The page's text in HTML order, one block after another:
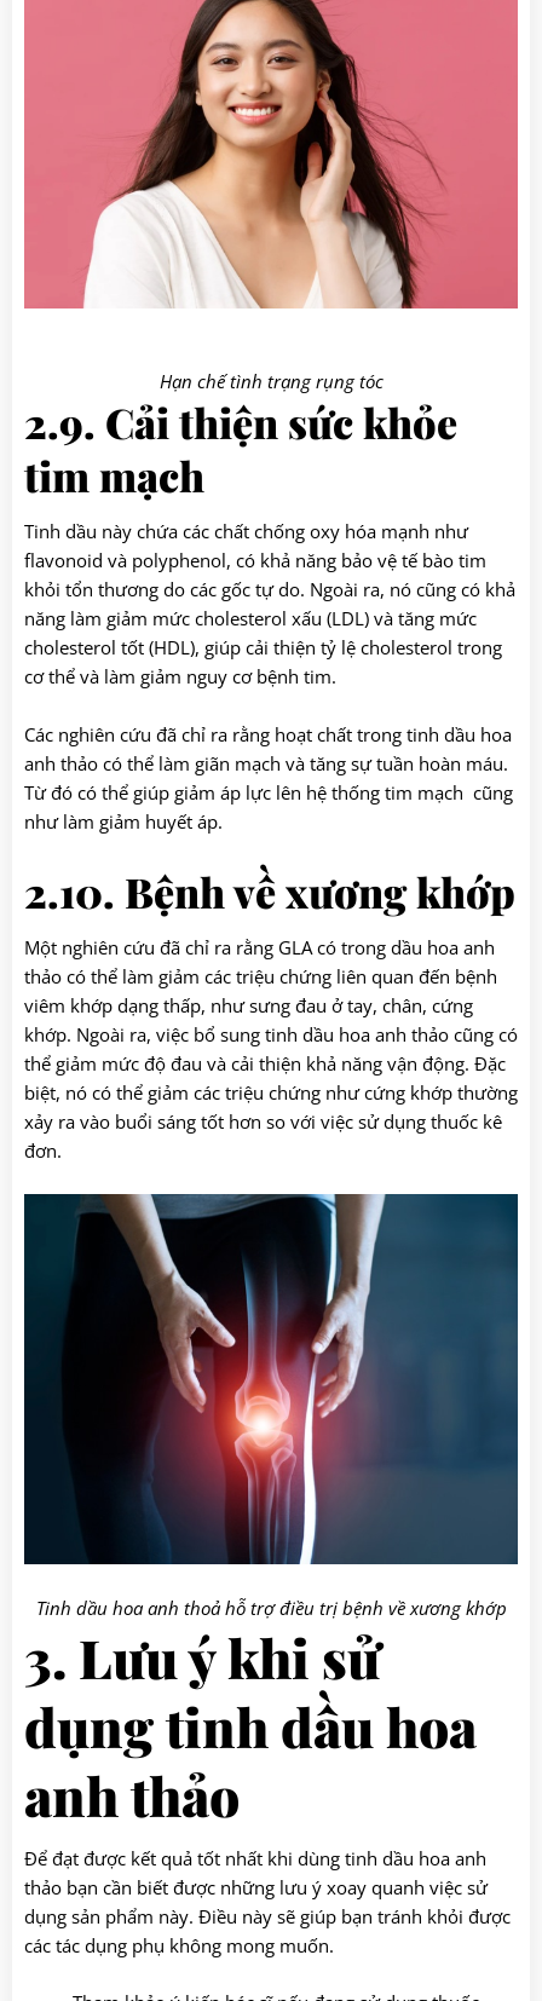
Hạn chế tình trạng rụng tóc
2.9. Cải thiện sức khỏe
tim mạch
Tinh dầu này chứa các chất chống oxy hóa mạnh như
flavonoid và polyphenol, có khả năng bảo vệ tế bào tim
khỏi tổn thương do các gốc tự do. Ngoài ra, nó cũng có khả
năng làm giảm mức cholesterol xấu (LDL) và tăng mức
cholesterol tốt (HDL), giúp cải thiện tỷ lệ cholesterol trong
cơ thể và làm giảm nguy cơ bệnh tim.
Các nghiên cứu đã chỉ ra rằng hoạt chất trong tinh dầu hoa
anh thảo có thể làm giãn mạch và tăng sự tuần hoàn máu.
Từ đó có thể giúp giảm áp lực lên hệ thống tim mạch cũng
như làm giảm huyết áp.
2.10. Bệnh về xương khớp
Một nghiên cứu đã chỉ ra rằng GLA có trong dầu hoa anh
thảo có thể làm giảm các triệu chứng liên quan đến bệnh
viêm khớp dạng thấp, như sưng đau ở tay, chân, cứng
khớp. Ngoài ra, việc bổ sung tinh dầu hoa anh thảo cũng có
thể giảm mức độ đau và cải thiện khả năng vận động. Đặc
biệt, nó có thể giảm các triệu chứng như cứng khớp thường
xảy ra vào buổi sáng tốt hơn so với việc sử dụng thuốc kê
đơn.
Tinh dầu hoa anh thoả hỗ trợ điều trị bệnh về xương khớp
3. Lưu ý khi sử
dụng tinh dầu hoa
anh thảo
Để đạt được kết quả tốt nhất khi dùng tinh dầu hoa anh
thảo bạn cần biết được những lưu ý xoay quanh việc sử
dụng sản phẩm này. Điều này sẽ giúp bạn tránh khỏi được
các tác dụng phụ không mong muốn.